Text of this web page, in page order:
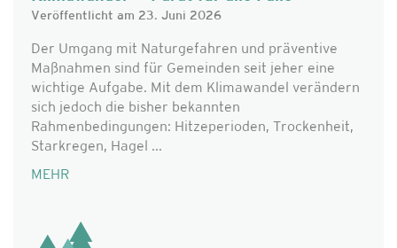
Veröffentlicht am 23. Juni 2026
Der Umgang mit Naturgefahren und präventive
Maßnahmen sind für Gemeinden seit jeher eine
wichtige Aufgabe. Mit dem Klimawandel verändern
sich jedoch die bisher bekannten
Rahmenbedingungen: Hitzeperioden, Trockenheit,
Starkregen, Hagel ...
MEHR